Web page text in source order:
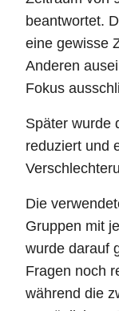
beantwortet.
eine gewisse
Anderen
Fokus
Später wurde
reduziert und
Die
Gruppen mit
wurde darauf
Fragen noch
während die